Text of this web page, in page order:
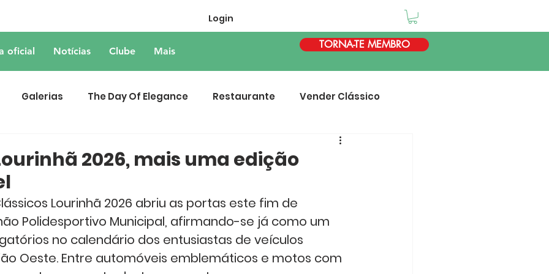
Login
oficial Notícias Clube Mais
TORNA-TE MEMBRO
Galerias The Day Of Elegance Restaurante Vender Clássico
2026, mais uma edição
Lourinhã 2026 abriu as portas este fim de
Polidesportivo Municipal, afirmando-se já como um
no calendário dos entusiastas de veículos
Oeste. Entre automóveis emblemáticos e motos com